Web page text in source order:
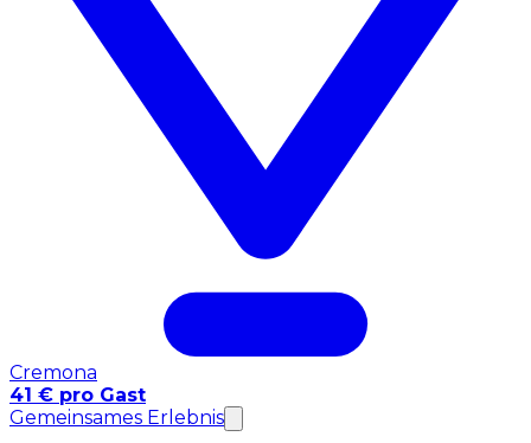
Cremona
41 € pro Gast
Gemeinsames Erlebnis